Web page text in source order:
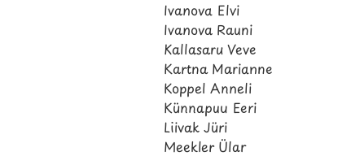
Ivanova Elvi
Ivanova Rauni
Kallasaru Veve
Kartna Marianne
Koppel Anneli
Künnapuu Eeri
Liivak Jüri
Meekler Ülar